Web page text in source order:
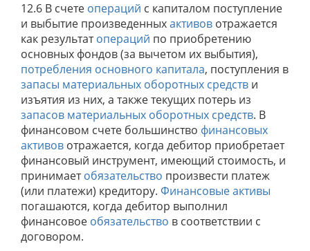
12.6 В счете операций с капиталом поступление
и выбытие произведенныхактивов отражается
как результатопераций по приобретению
основных фондов (за вычетом их выбытия),
потребления основного капитала, поступления в
запасы материальных оборотных средств и
изъятия из них, а также текущих потерь из
запасов материальных оборотных средств. В
финансовом счете большинство финансовых
активов отражается, когда дебитор приобретает
финансовый инструмент, имеющий стоимость, и
принимаетобязательство произвести платеж
(или платежи) кредитору. Финансовые активы
погашаются, когда дебитор выполнил
финансовое обязательство в соответствии с
договором.